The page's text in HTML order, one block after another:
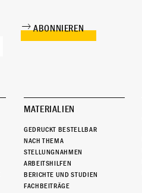
MATERIALIEN
GEDRUCKT BESTELLBAR
NACH THEMA
STELLUNGNAHMEN
ARBEITSHILFEN
BERICHTE UND STUDIEN
FACHBEITRÄGE